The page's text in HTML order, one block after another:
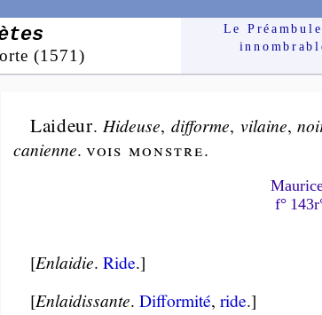
(1571)
Le
Laideur. Hideuse, dif­forme, vi­laine,
ca­nienne. voismonstre.
f°
[Enlaidie.Ride.]
[Enlaidissante.Dif­for­mi­té,ride.]